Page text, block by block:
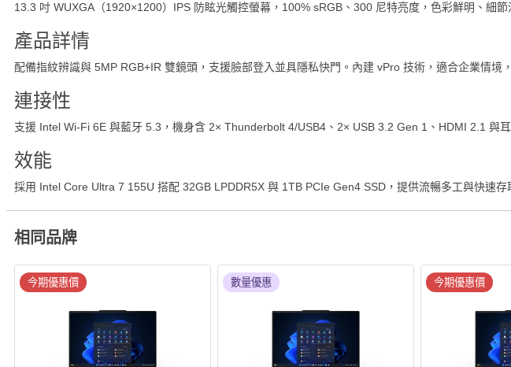
13.3 吋 WUXGA（1920×1200）IPS 防眩光觸控螢幕，100% sRGB、300 尼特亮度，色彩鮮明、細
產品詳情
配備指紋辨識與 5MP RGB+IR 雙鏡頭，支援臉部登入並具隱私快門。內建 vPro 技術，適合企業情境
連接性
支援 Intel Wi‑Fi 6E 與藍牙 5.3，機身含 2× Thunderbolt 4/USB4、2× USB 3.2 Gen 1、HDMI 2.1 與
效能
採用 Intel Core Ultra 7 155U 搭配 32GB LPDDR5X 與 1TB PCIe Gen4 SSD，提供流暢多工與快速
相同品牌
今期優惠價 數量優惠 今期優惠價